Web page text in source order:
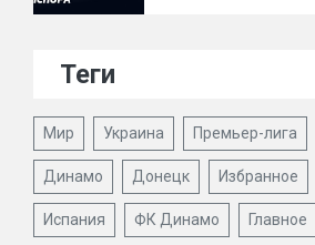
Теги
Мир Украина Премьер-лига
Динамо Донецк Избранное
Испания ФК Динамо Главное